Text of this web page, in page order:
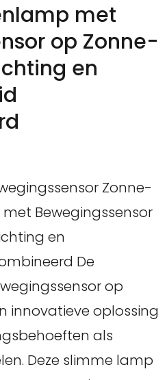
met
op Zonne-
en
Zonne-
Bewegingssensor
en
De
op
innovatieve oplossing
als
Deze slimme lamp